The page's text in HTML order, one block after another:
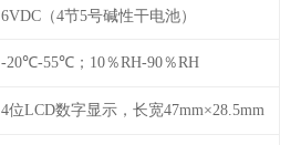
6VDC（4节5号碱性干电池）
-20℃-55℃；10％RH-90％RH
4位LCD数字显示，长宽47mm×28.5mm